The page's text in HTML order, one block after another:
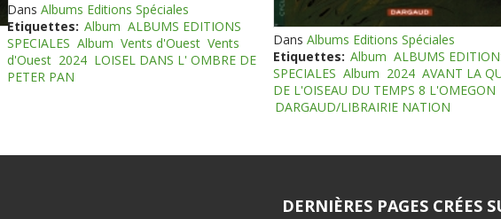
Dans Albums Editions Spéciales
Etiquettes: Album ALBUMS EDITIONS
SPECIALES Album Vents d'Ouest Vents
d'Ouest 2024 LOISEL DANS L' OMBRE DE
PETER PAN
Dans Albums Editions Spéciales
Etiquettes: Album ALBUMS
SPECIALES Album 2024 AVANT LA
DE L'OISEAU DU TEMPS 8 L'OMEGON
DARGAUD/LIBRAIRIE NATION
DERNIÈRES PAGES CRÉES